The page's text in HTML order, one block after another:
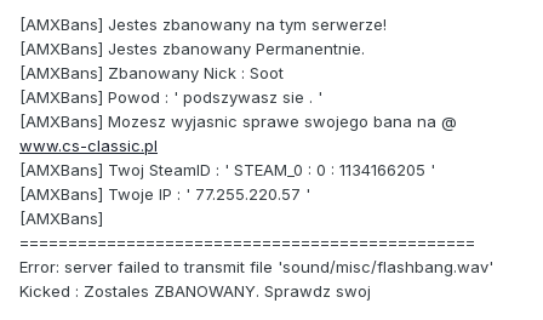
[AMXBans] Jestes zbanowany na tym serwerze!
[AMXBans] Jestes zbanowany Permanentnie.
[AMXBans] Zbanowany Nick : Soot
[AMXBans] Powod : ' podszywasz sie . '
[AMXBans] Mozesz wyjasnic sprawe swojego bana na @
www.cs-classic.pl
[AMXBans] Twoj SteamID : ' STEAM_0 : 0 : 1134166205 '
[AMXBans] Twoje IP : ' 77.255.220.57 '
[AMXBans]
===============================================
Error: server failed to transmit file 'sound/misc/flashbang.wav'
Kicked : Zostales ZBANOWANY. Sprawdz swoj